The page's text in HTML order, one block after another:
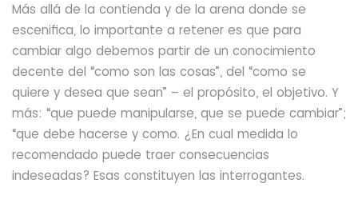
Más allá de la contienda y de la arena donde se
escenifica, lo importante a retener es que para
cambiar algo debemos partir de un conocimiento
decente del “como son las cosas”, del “como se
quiere y desea que sean” – el propósito, el objetivo. Y
más: “que puede manipularse, que se puede cambiar”;
“que debe hacerse y como. ¿En cual medida lo
recomendado puede traer consecuencias
indeseadas? Esas constituyen las interrogantes.